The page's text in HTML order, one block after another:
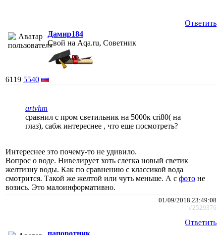
Ответить
Дамир184
Свой на Aqa.ru, Советник
6119 5540
artvhm
сравнил с пром светильник на 5000к cri80( на
глаз), сабж интереснее , что еще посмотреть?
Интереснее это почему-то не удивило.
Вопрос о воде. Нивелирует хоть слегка новый светик
желтизну воды. Как по сравнению с классикой вода
смотрится. Такой же желтой или чуть меньше. А с фото не
возись. Это малоинформативно.
01/09/2018 23:49:08
#2529376
Ответить
папоротник